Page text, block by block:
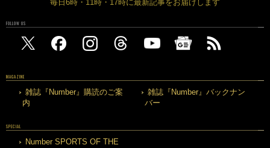
毎日6時・11時・17時に最新記事をお届けします
FOLLOW US
MAGAZINE
雑誌『Number』購読のご案
内
雑誌『Number』バックナン
バー
SPECIAL
Number SPORTS OF THE